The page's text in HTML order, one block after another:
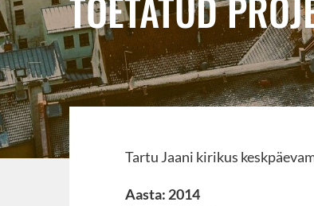
Tartu Jaani kirikus
Aasta: 2014